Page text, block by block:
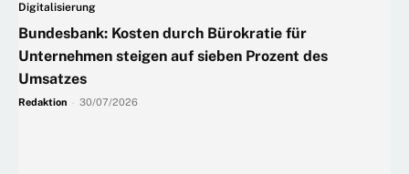
Digitalisierung
Bundesbank: Kosten durch Bürokratie für
Unternehmen steigen auf sieben Prozent des
Umsatzes
Redaktion 30/07/2026